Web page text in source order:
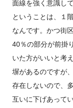
面線を強く意識し
ということは、１
なんです。かつ街
40％の部分が前掛
いた方がいいと考
塀があるのですが
存在しないので、
互いに下げあって